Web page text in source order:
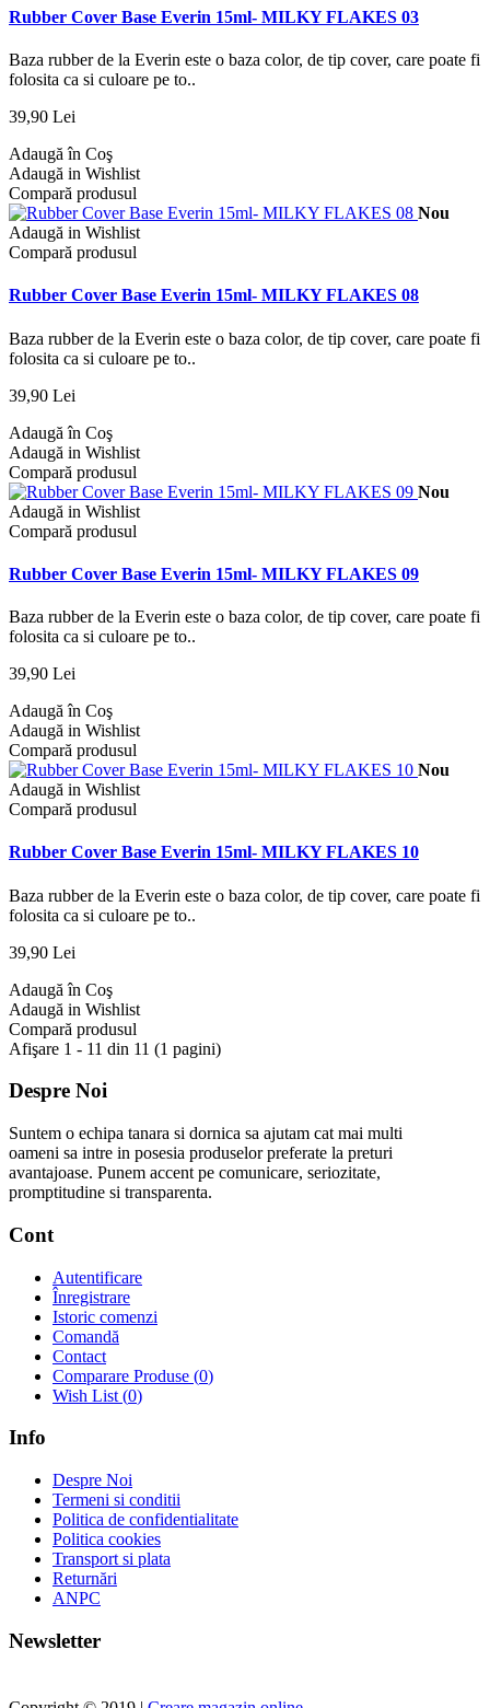
Rubber Cover Base Everin 15ml- MILKY FLAKES 03
Baza rubber de la Everin este o baza color, de tip cover, care poate fi
folosita ca si culoare pe to..
39,90 Lei
Adaugă în Coş
Adaugă in Wishlist
Compară produsul
Nou
Adaugă in Wishlist
Compară produsul
Rubber Cover Base Everin 15ml- MILKY FLAKES 08
Baza rubber de la Everin este o baza color, de tip cover, care poate fi
folosita ca si culoare pe to..
39,90 Lei
Adaugă în Coş
Adaugă in Wishlist
Compară produsul
Nou
Adaugă in Wishlist
Compară produsul
Rubber Cover Base Everin 15ml- MILKY FLAKES 09
Baza rubber de la Everin este o baza color, de tip cover, care poate fi
folosita ca si culoare pe to..
39,90 Lei
Adaugă în Coş
Adaugă in Wishlist
Compară produsul
Nou
Adaugă in Wishlist
Compară produsul
Rubber Cover Base Everin 15ml- MILKY FLAKES 10
Baza rubber de la Everin este o baza color, de tip cover, care poate fi
folosita ca si culoare pe to..
39,90 Lei
Adaugă în Coş
Adaugă in Wishlist
Compară produsul
Afişare 1 - 11 din 11 (1 pagini)
Despre Noi
Suntem o echipa tanara si dornica sa ajutam cat mai multi
oameni sa intre in posesia produselor preferate la preturi
avantajoase. Punem accent pe comunicare, seriozitate,
promptitudine si transparenta.
Cont
Autentificare
Înregistrare
Istoric comenzi
Comandă
Contact
Comparare Produse (0)
Wish List (0)
Info
Despre Noi
Termeni si conditii
Politica de confidentialitate
Politica cookies
Transport si plata
Returnări
ANPC
Newsletter